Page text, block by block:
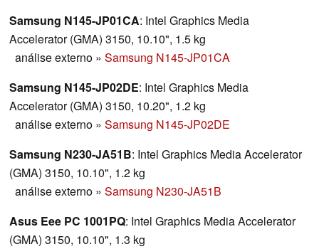
Samsung N145-JP01CA: Intel Graphics Media
Accelerator (GMA) 3150, 10.10", 1.5 kg
análise externo » Samsung N145-JP01CA
Samsung N145-JP02DE: Intel Graphics Media
Accelerator (GMA) 3150, 10.20", 1.2 kg
análise externo » Samsung N145-JP02DE
Samsung N230-JA51B: Intel Graphics Media Accelerator
(GMA) 3150, 10.10", 1.2 kg
análise externo » Samsung N230-JA51B
Asus Eee PC 1001PQ: Intel Graphics Media Accelerator
(GMA) 3150, 10.10", 1.3 kg